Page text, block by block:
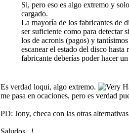
Si, pero eso es algo extremo y
cargado.
La mayoría de los fabricantes de
ser suficiente como para detectar
los de acronis (pagos) y
escanear el estado del disco
fabricante deberías poder hacer
Es verdad loqui, algo extremo.
me pasa en ocaciones, pero es verdad
PD: Jony, checa con las otras
Saludos...!